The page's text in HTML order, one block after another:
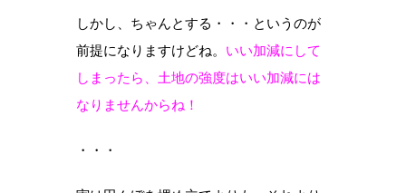
しかし、ちゃんとする・・・というのが
前提になりますけどね。 いい加減にして
しまったら、土地の強度はいい加減には
なりませんからね！
・・・